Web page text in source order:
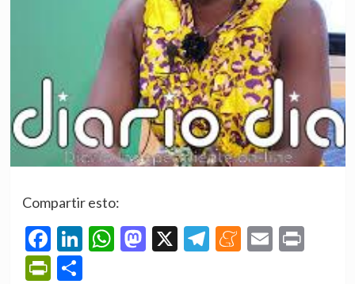
Compartir esto:
Facebook
LinkedIn
WhatsApp
Mastodon
X Telegram
Meneame
Email
PrintFriendly
Compartir